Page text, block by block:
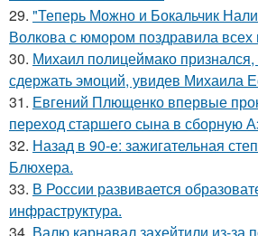
29. "Теперь Можно и Бокальчик
Волкова с юмором поздравила всех
30. Михаил полицеймако признался,
сдержать эмоций, увидев Михаила
31. Евгений Плющенко впервые
переход старшего сына в сборную
32. Назад в 90-е: зажигательная
Блюхера.
33. В России развивается
инфраструктура.